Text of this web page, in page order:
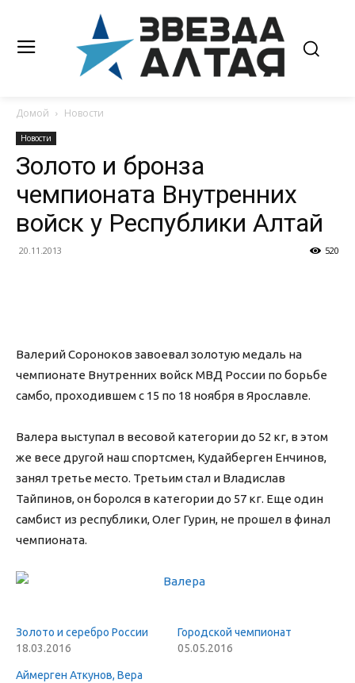
Домой Новости
Новости
Золото и бронза
чемпионата Внутренних
войск у Республики Алтай
20.11.2013 520
Валерий Сороноков завоевал золотую медаль на
чемпионате Внутренних войск МВД России по борьбе
самбо, проходившем с 15 по 18 ноября в Ярославле.
Валера выступал в весовой категории до 52 кг, в этом
же весе другой наш спортсмен, Кудайберген Енчинов,
занял третье место. Третьим стал и Владислав
Тайпинов, он боролся в категории до 57 кг. Еще один
самбист из республики, Олег Гурин, не прошел в финал
чемпионата.
Золото и серебро России
18.03.2016
Городской чемпионат
05.05.2016
Аймерген Аткунов, Вера